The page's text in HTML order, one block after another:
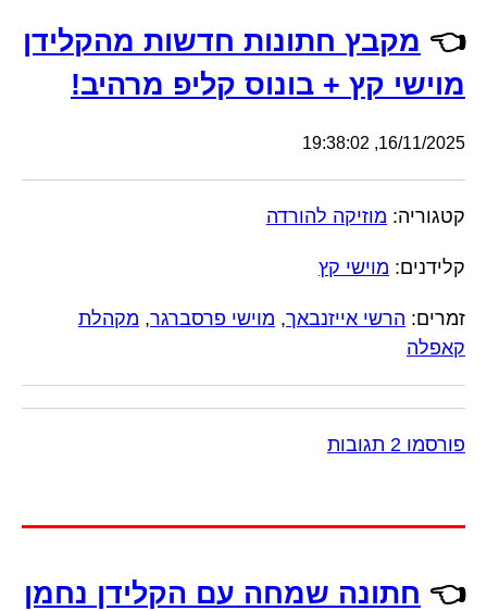
👈 מקבץ חתונות חדשות מהקלידן
מוישי קץ + בונוס קליפ מרהיב!
16/11/2025, 19:38:02
קטגוריה: מוזיקה להורדה
קלידנים: מוישי קץ
זמרים: הרשי אייזנבאך, מוישי פרסברגר, מקהלת
קאפלה
פורסמו 2 תגובות
👈 חתונה שמחה עם הקלידן נחמן